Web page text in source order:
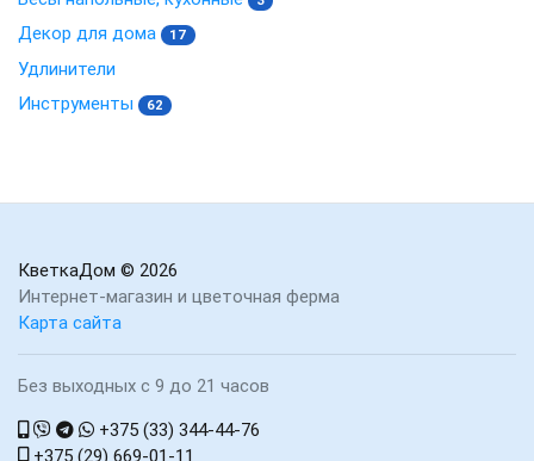
Декор для дома 17
Удлинители
Инструменты
62
КветкаДом © 2026
Интернет-магазин и цветочная ферма
Карта сайта
Без выходных с 9 до 21 часов
+375 (33) 344-44-76
+375 (29) 669-01-11